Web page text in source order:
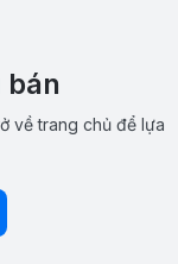
bán
về trang chủ để lựa